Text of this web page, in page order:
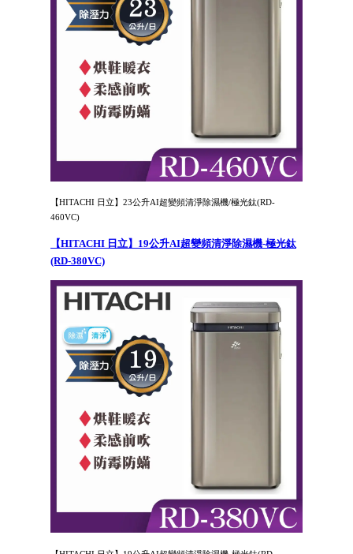
【HITACHI 日立】23公升AI超變頻清淨除濕機/極光鈦(RD-
460VC)
【HITACHI 日立】19公升AI超變頻清淨除濕機-極光鈦
(RD-380VC)